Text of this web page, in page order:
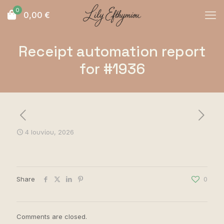
0 0,00 €
Receipt automation report
for #1936
4 Ιουνίου, 2026
Share 0
Comments are closed.